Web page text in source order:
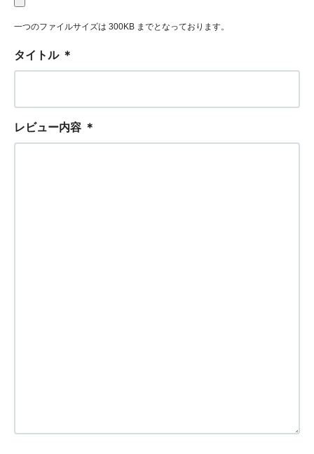
一つのファイルサイズは 300KB までとなっております。
タイトル ＊
レビュー内容 ＊